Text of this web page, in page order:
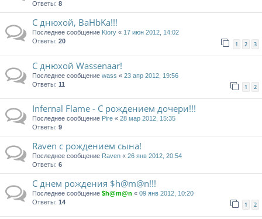
Ответы: 8
С днюхой, BaHbKa!!!
Последнее сообщение Kiory « 17 июн 2012, 14:02
Ответы: 20 1 2 3
С днюхой Wassenaar!
Последнее сообщение wass « 23 апр 2012, 19:56
Ответы: 11 1 2
Infernal Flame - С рождением дочери!!!
Последнее сообщение Pire « 28 мар 2012, 15:35
Ответы: 9
Raven c рождением сына!
Последнее сообщение Raven « 26 янв 2012, 20:54
Ответы: 6
С днем рождения $h@m@n!!!
Последнее сообщение $h@m@n « 09 янв 2012, 10:20
Ответы: 14 1 2